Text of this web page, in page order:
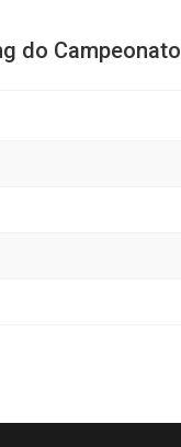
do Campeonato